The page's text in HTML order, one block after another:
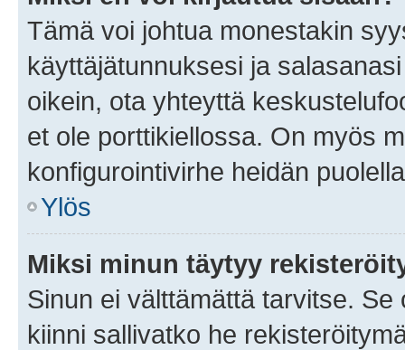
Tämä voi johtua monestakin
käyttäjätunnuksesi ja
oikein, ota yhteyttä
et ole porttikiellossa. On myös
konfigurointivirhe heidän
Ylös
Miksi minun täytyy
Sinun ei välttämättä tarvitse.
kiinni sallivatko he